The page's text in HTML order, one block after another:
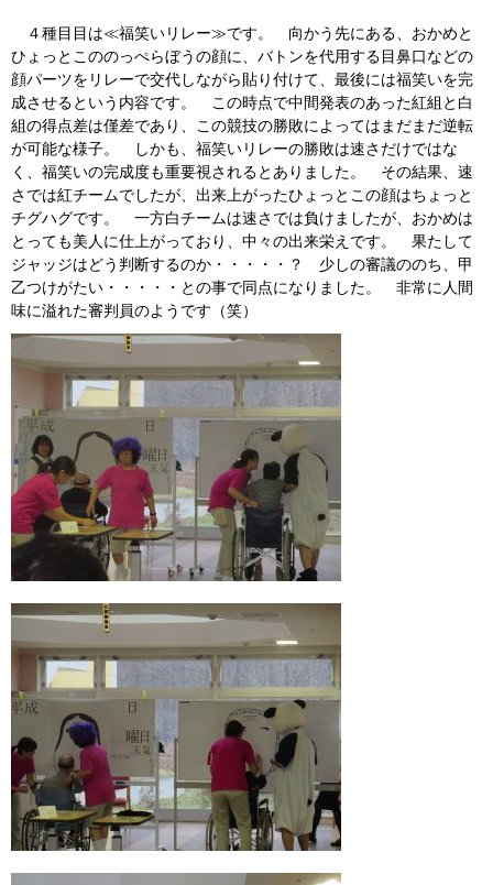
４種目目は≪福笑いリレー≫です。 向かう先にある、おかめと
ひょっとこののっぺらぼうの顔に、バトンを代用する目鼻口などの
顔パーツをリレーで交代しながら貼り付けて、最後には福笑いを完
成させるという内容です。 この時点で中間発表のあった紅組と白
組の得点差は僅差であり、この競技の勝敗によってはまだまだ逆転
が可能な様子。 しかも、福笑いリレーの勝敗は速さだけではな
く、福笑いの完成度も重要視されるとありました。 その結果、速
さでは紅チームでしたが、出来上がったひょっとこの顔はちょっと
チグハグです。 一方白チームは速さでは負けましたが、おかめは
とっても美人に仕上がっており、中々の出来栄えです。 果たして
ジャッジはどう判断するのか・・・・・？ 少しの審議ののち、甲
乙つけがたい・・・・・との事で同点になりました。 非常に人間
味に溢れた審判員のようです（笑）